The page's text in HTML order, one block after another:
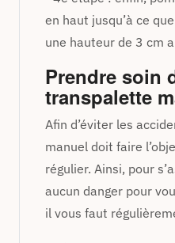
en haut jusqu’à ce
une hauteur de 3 cm
Prendre soin
transpalette
Afin d’éviter les
manuel doit faire
régulier. Ainsi, pour
aucun danger pour
il vous faut